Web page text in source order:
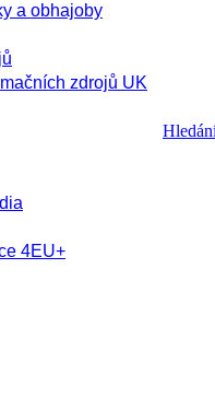
a obhajoby
zdrojů UK
4EU+